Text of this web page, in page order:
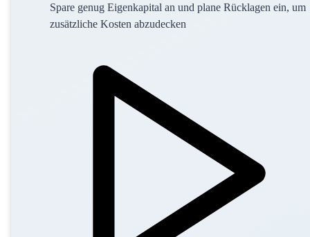
Spare genug Eigenkapital an und plane Rücklagen ein, um
zusätzliche Kosten abzudecken